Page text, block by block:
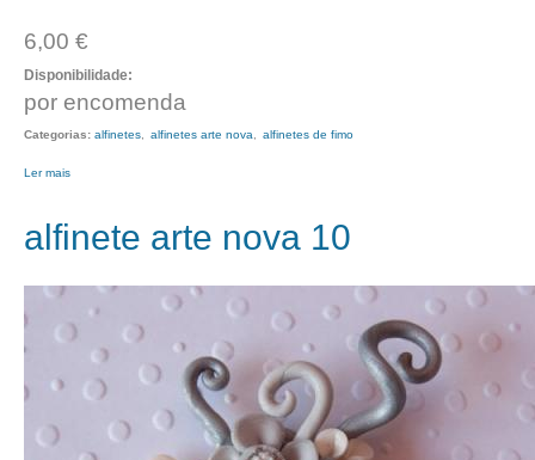
6,00 €
Disponibilidade:
por encomenda
Categorias: alfinetes alfinetes arte nova alfinetes de fimo
Ler mais
alfinete arte nova 10